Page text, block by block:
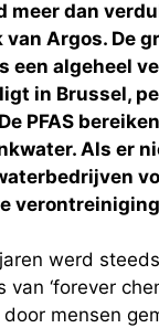
meer dan
Argos. De
een algeheel
in Brussel,
PFAS
Als er
werd
van ‘forever
door mensen